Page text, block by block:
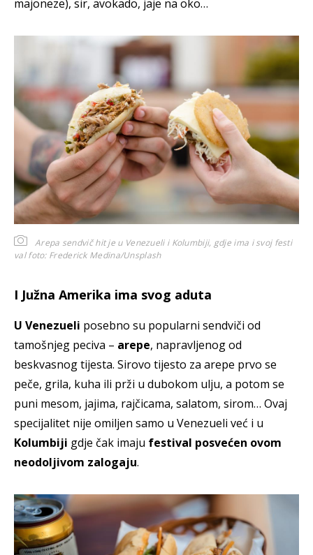
majoneze), sir, avokado, jaje na oko…
Arepa sendvič hit je u Venezueli i Kolumbiji, gdje ima i svoj festi
valfoto: Frederick Medina/Unsplash
I Južna Amerika ima svog aduta
U Venezueli posebno su popularni sendviči od
tamošnjeg peciva – arepe, napravljenog od
beskvasnog tijesta. Sirovo tijesto za arepe prvo se
peče, grila, kuha ili prži u dubokom ulju, a potom se
puni mesom, jajima, rajčicama, salatom, sirom… Ovaj
specijalitet nije omiljen samo u Venezueli već i u
Kolumbiji gdje čak imaju festival posvećen ovom
neodoljivom zalogaju.